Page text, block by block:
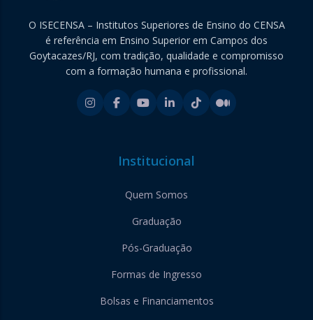
O ISECENSA – Institutos Superiores de Ensino do CENSA
é referência em Ensino Superior em Campos dos
Goytacazes/RJ, com tradição, qualidade e compromisso
com a formação humana e profissional.
Institucional
Quem Somos
Graduação
Pós-Graduação
Formas de Ingresso
Bolsas e Financiamentos